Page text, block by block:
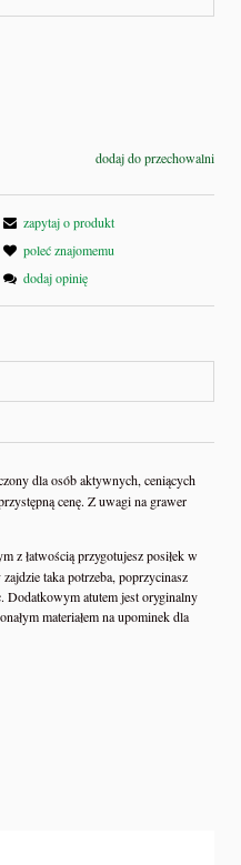
dodaj do przechowalni
zapytaj o produkt
poleć znajomemu
dodaj opinię
dla osób aktywnych, ceniących
cenę. Z uwagi na grawer
z łatwością przygotujesz posiłek w
taka potrzeba, poprzycinasz
Dodatkowym atutem jest oryginalny
materiałem na upominek dla